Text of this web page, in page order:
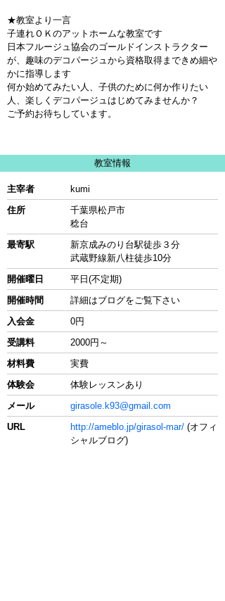
★教室より一言
子連れＯＫのアットホームな教室です
日本フルージュ協会のゴールドインストラクター
が、趣味のデコパージュから資格取得まできめ細や
かに指導します
何か始めてみたい人、子供のために何か作りたい
人、楽しくデコパージュはじめてみませんか？
ご予約お待ちしています。
教室情報
主宰者
kumi
住所
千葉県松戸市
稔台
最寄駅
新京成みのり台駅徒歩３分
武蔵野線新八柱徒歩10分
開催曜日
平日(不定期)
開催時間
詳細はブログをご覧下さい
入会金
0円
受講料
2000円～
材料費
実費
体験会
体験レッスンあり
メール
girasole.k93@gmail.com
URL
http://ameblo.jp/girasol-mar/ (オフィ
シャルブログ)